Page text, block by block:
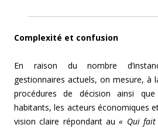
Complexité et confusion
En raison du nombre
gestionnaires actuels, on mesure, à
procédures de décision ainsi
habitants, les acteurs économiques
vision claire répondant au« Qui fait